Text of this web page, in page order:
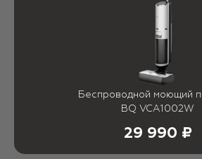
Беспроводной моющий
BQ VCA1002W
29 990 ₽